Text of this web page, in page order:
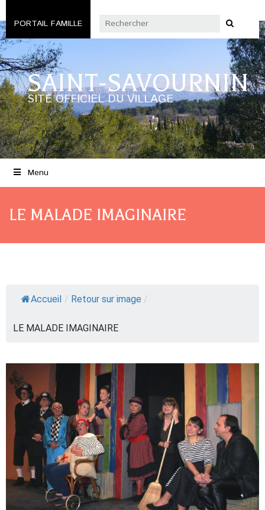
PORTAIL FAMILLE
SAINT-SAVOURNIN
SITE OFFICIEL DU VILLAGE
Menu
LE MALADE IMAGINAIRE
Accueil / Retour sur image /
LE MALADE IMAGINAIRE